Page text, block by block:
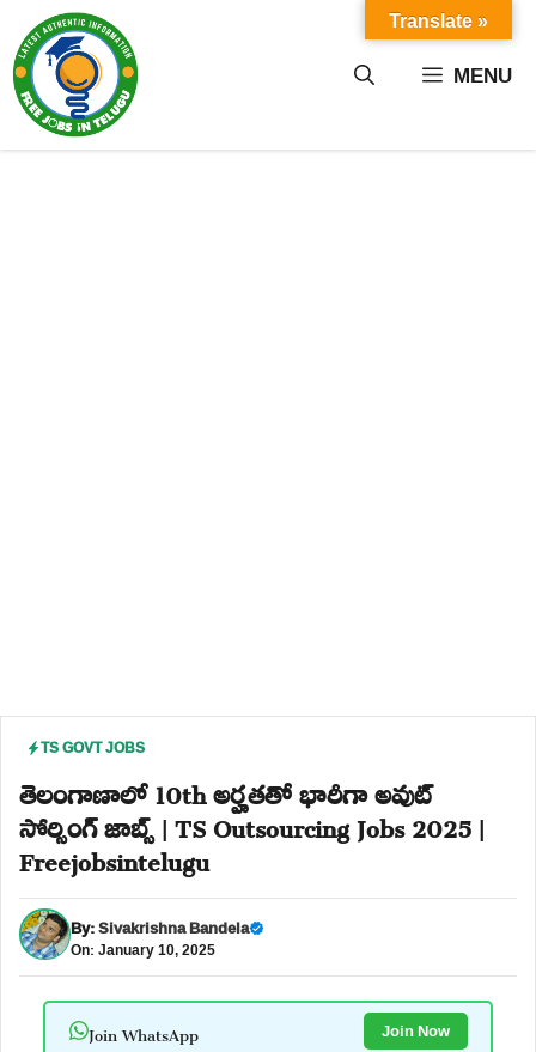
content MENU
TS GOVT JOBS
తెలంగాణాలో 10th అర్హతతో భారీగా అవుట్
సోర్సింగ్ జాబ్స్ | TS Outsourcing Jobs 2025 |
Freejobsintelugu
By:Sivakrishna Bandela
On: January 10, 2025
Join WhatsApp Join Now
Translate »